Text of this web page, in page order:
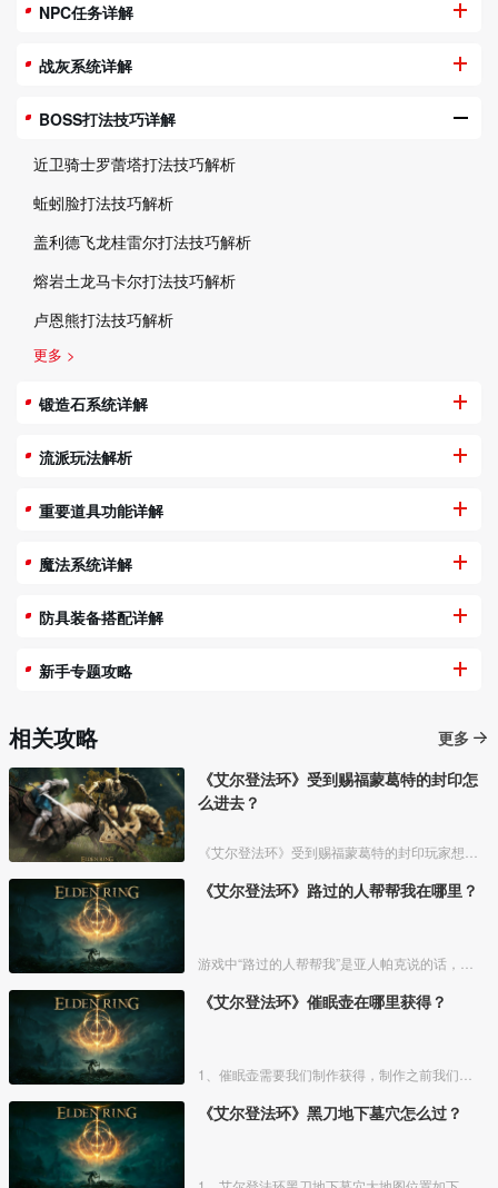
NPC任务详解
战灰系统详解
BOSS打法技巧详解
近卫骑士罗蕾塔打法技巧解析
蚯蚓脸打法技巧解析
盖利德飞龙桂雷尔打法技巧解析
熔岩土龙马卡尔打法技巧解析
卢恩熊打法技巧解析
更多 >
锻造石系统详解
流派玩法解析
重要道具功能详解
魔法系统详解
防具装备搭配详解
新手专题攻略
相关攻略
更多
《艾尔登法环》受到赐福蒙葛特的封印怎
么进去？
《艾尔登法环》路过的人帮帮我在哪里？
《艾尔登法环》催眠壶在哪里获得？
《艾尔登法环》黑刀地下墓穴怎么过？